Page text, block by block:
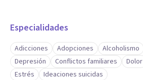
Especialidades
Adicciones Adopciones Alcoholismo
Depresión
Conflictos familiares Dolor
Estrés
Ideaciones suicidas